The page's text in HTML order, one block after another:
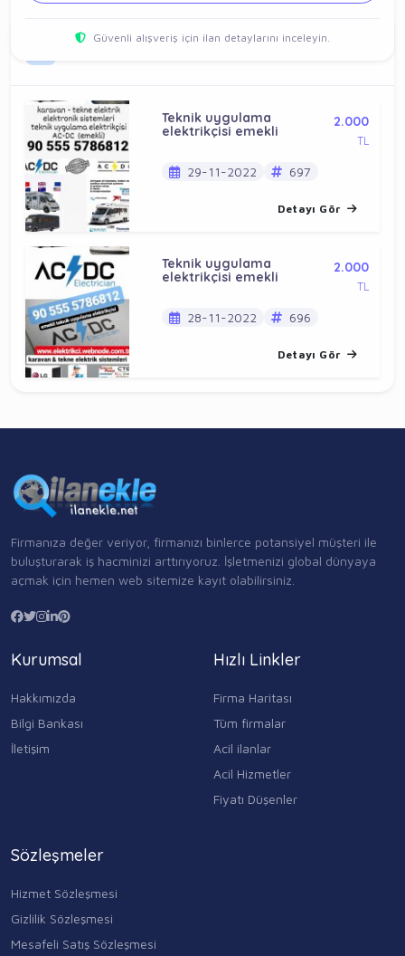
Vitrin İlanlar
Teknik uygulama
elektrikçisi emekli
2.000
TL
29-11-2022 697
Detayı Gör
Teknik uygulama
elektrikçisi emekli
2.000
TL
28-11-2022 696
Detayı Gör
Güvenli alışveriş için ilan detaylarını inceleyin.
Firmanıza değer veriyor, firmanızı binlerce potansiyel müşteri ile
buluşturarak iş hacminizi arttırıyoruz. İşletmenizi global dünyaya
açmak için hemen web sitemize kayıt olabilirsiniz.
Kurumsal
Hakkımızda
Bilgi Bankası
İletişim
Hızlı Linkler
Firma Haritası
Tüm firmalar
Acil ilanlar
Acil Hizmetler
Fiyatı Düşenler
Sözleşmeler
Hizmet Sözleşmesi
Gizlilik Sözleşmesi
Mesafeli Satış Sözleşmesi